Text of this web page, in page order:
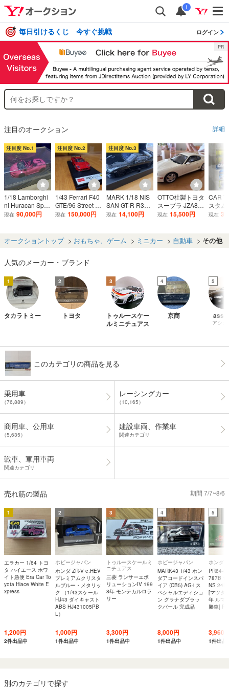
i
毎日引けるくじ 今すぐ挑戦 ログイン
注目のオークション 詳細
注目度 No.1
1/18 Lamborghi
ni Huracan Spyd
er LP610-4 MySt
AKEUP EIDOLO
N メイクアップ
ボルギーニ
現在 90,000円
注目度 No.2
1/43 Ferrari F40
GTE/96 Street 2n
d Version MAKE
96 メイクアップ
アイドロン ENK
現在 150,000円
注目度 No.3
MARK 1/18 NIS
SAN GT-R R35
エゴイスト ブ
現在 14,100円
OTTO社製トヨタ
スープラ JZA80
1/１８ スケー
現在 15,500円
CAR
スタ
カー
R・
品未使
現在
オークショントップ おもちゃ、ゲーム ミニカー 自動車 その他
人気のメーカー・ブランド
1
タカラトミー
2
トヨタ
3
トゥルースケー
ルミニチュアス
4
京商
5
アシェ
このカテゴリの商品を見る
乗用車
（76,889）
レーシングカー
（10,165）
商用車、公用車
（5,635）
建設車両、作業車
関連カテゴリ
戦車、軍用車両
関連カテゴリ
売れ筋の製品 期間 7/7~8/6
1
エラカー 1/64 トヨ
タ ハイエース ホワ
イト急便 Era Car To
yota Hiace White E
xpress
1,200円
2件出品中
2
ホビージャパン
ホンダ ZR-V e:HEV
プレミアムクリスタ
ルブルー・メタリッ
ク （1/43スケール
HJ43 ダイキャスト
ABS HJ431005PB
L）
1,000円
1件出品中
3
トゥルースケールミ
ニチュアス
三菱 ランサーエボ
リューションIV 199
8年 モンテカルロラ
リー
3,300円
1件出品中
4
ホビージャパン
MARK43 1/43 ホン
ダアコードインスパ
イア (CB5) AG-i ス
ペシャルエディショ
ン グラナダブラッ
クパール 完成品
8,000円
1件出品中
5
ホンダ
PR64-
787B
NS 24H
[マツダ
年 ルマ
勝車]
3,960
1件出品
別のカテゴリで探す